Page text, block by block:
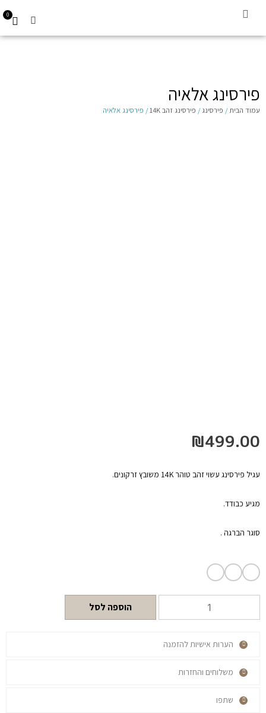
0
פירסינג אלאיה
עמוד הבית/ פירסינג/ פירסינג זהב 14K / פירסינג אלאיה
₪499.00
עגיל פירסינג עשוי זהב טוהר 14K משובץ זרקונים.
מגיע כבודד.
סוגר הברגה .
הוספה לסל
הערות אישיות להזמנה
משלוחים והחזרות
שתפו